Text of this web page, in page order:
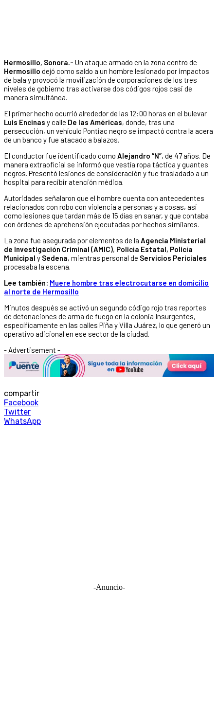
Hermosillo, Sonora.- Un ataque armado en la zona centro de
Hermosillo dejó como saldo a un hombre lesionado por impactos
de bala y provocó la movilización de corporaciones de los tres
niveles de gobierno tras activarse dos códigos rojos casi de
manera simultánea.
El primer hecho ocurrió alrededor de las 12:00 horas en el bulevar
Luis Encinas y calle De las Américas, donde, tras una
persecución, un vehículo Pontiac negro se impactó contra la acera
de un banco y fue atacado a balazos.
El conductor fue identificado como Alejandro “N”, de 47 años. De
manera extraoficial se informó que vestía ropa táctica y guantes
negros. Presentó lesiones de consideración y fue trasladado a un
hospital para recibir atención médica.
Autoridades señalaron que el hombre cuenta con antecedentes
relacionados con robo con violencia a personas y a cosas, así
como lesiones que tardan más de 15 días en sanar, y que contaba
con órdenes de aprehensión ejecutadas por hechos similares.
La zona fue asegurada por elementos de la Agencia Ministerial
de Investigación Criminal (AMIC), Policía Estatal, Policía
Municipal y Sedena, mientras personal de Servicios Periciales
procesaba la escena.
Lee también: Muere hombre tras electrocutarse en domicilio
al norte de Hermosillo
Minutos después se activó un segundo código rojo tras reportes
de detonaciones de arma de fuego en la colonia Insurgentes,
específicamente en las calles Piña y Villa Juárez, lo que generó un
operativo adicional en ese sector de la ciudad.
- Advertisement -
compartir
Facebook
Twitter
WhatsApp
-Anuncio-